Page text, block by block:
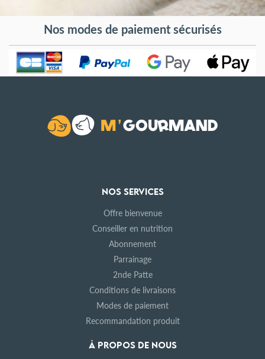
Nos modes de paiement sécurisés
NOS SERVICES
Offre bienvenue
Conseiller en nutrition
Abonnement
Parrainage
2nde Patte
Conditions de livraisons
Modes de paiement
Recommandation produit
À PROPOS DE NOUS